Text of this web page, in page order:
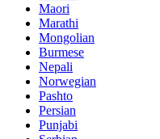
Maori
Marathi
Mongolian
Burmese
Nepali
Norwegian
Pashto
Persian
Punjabi